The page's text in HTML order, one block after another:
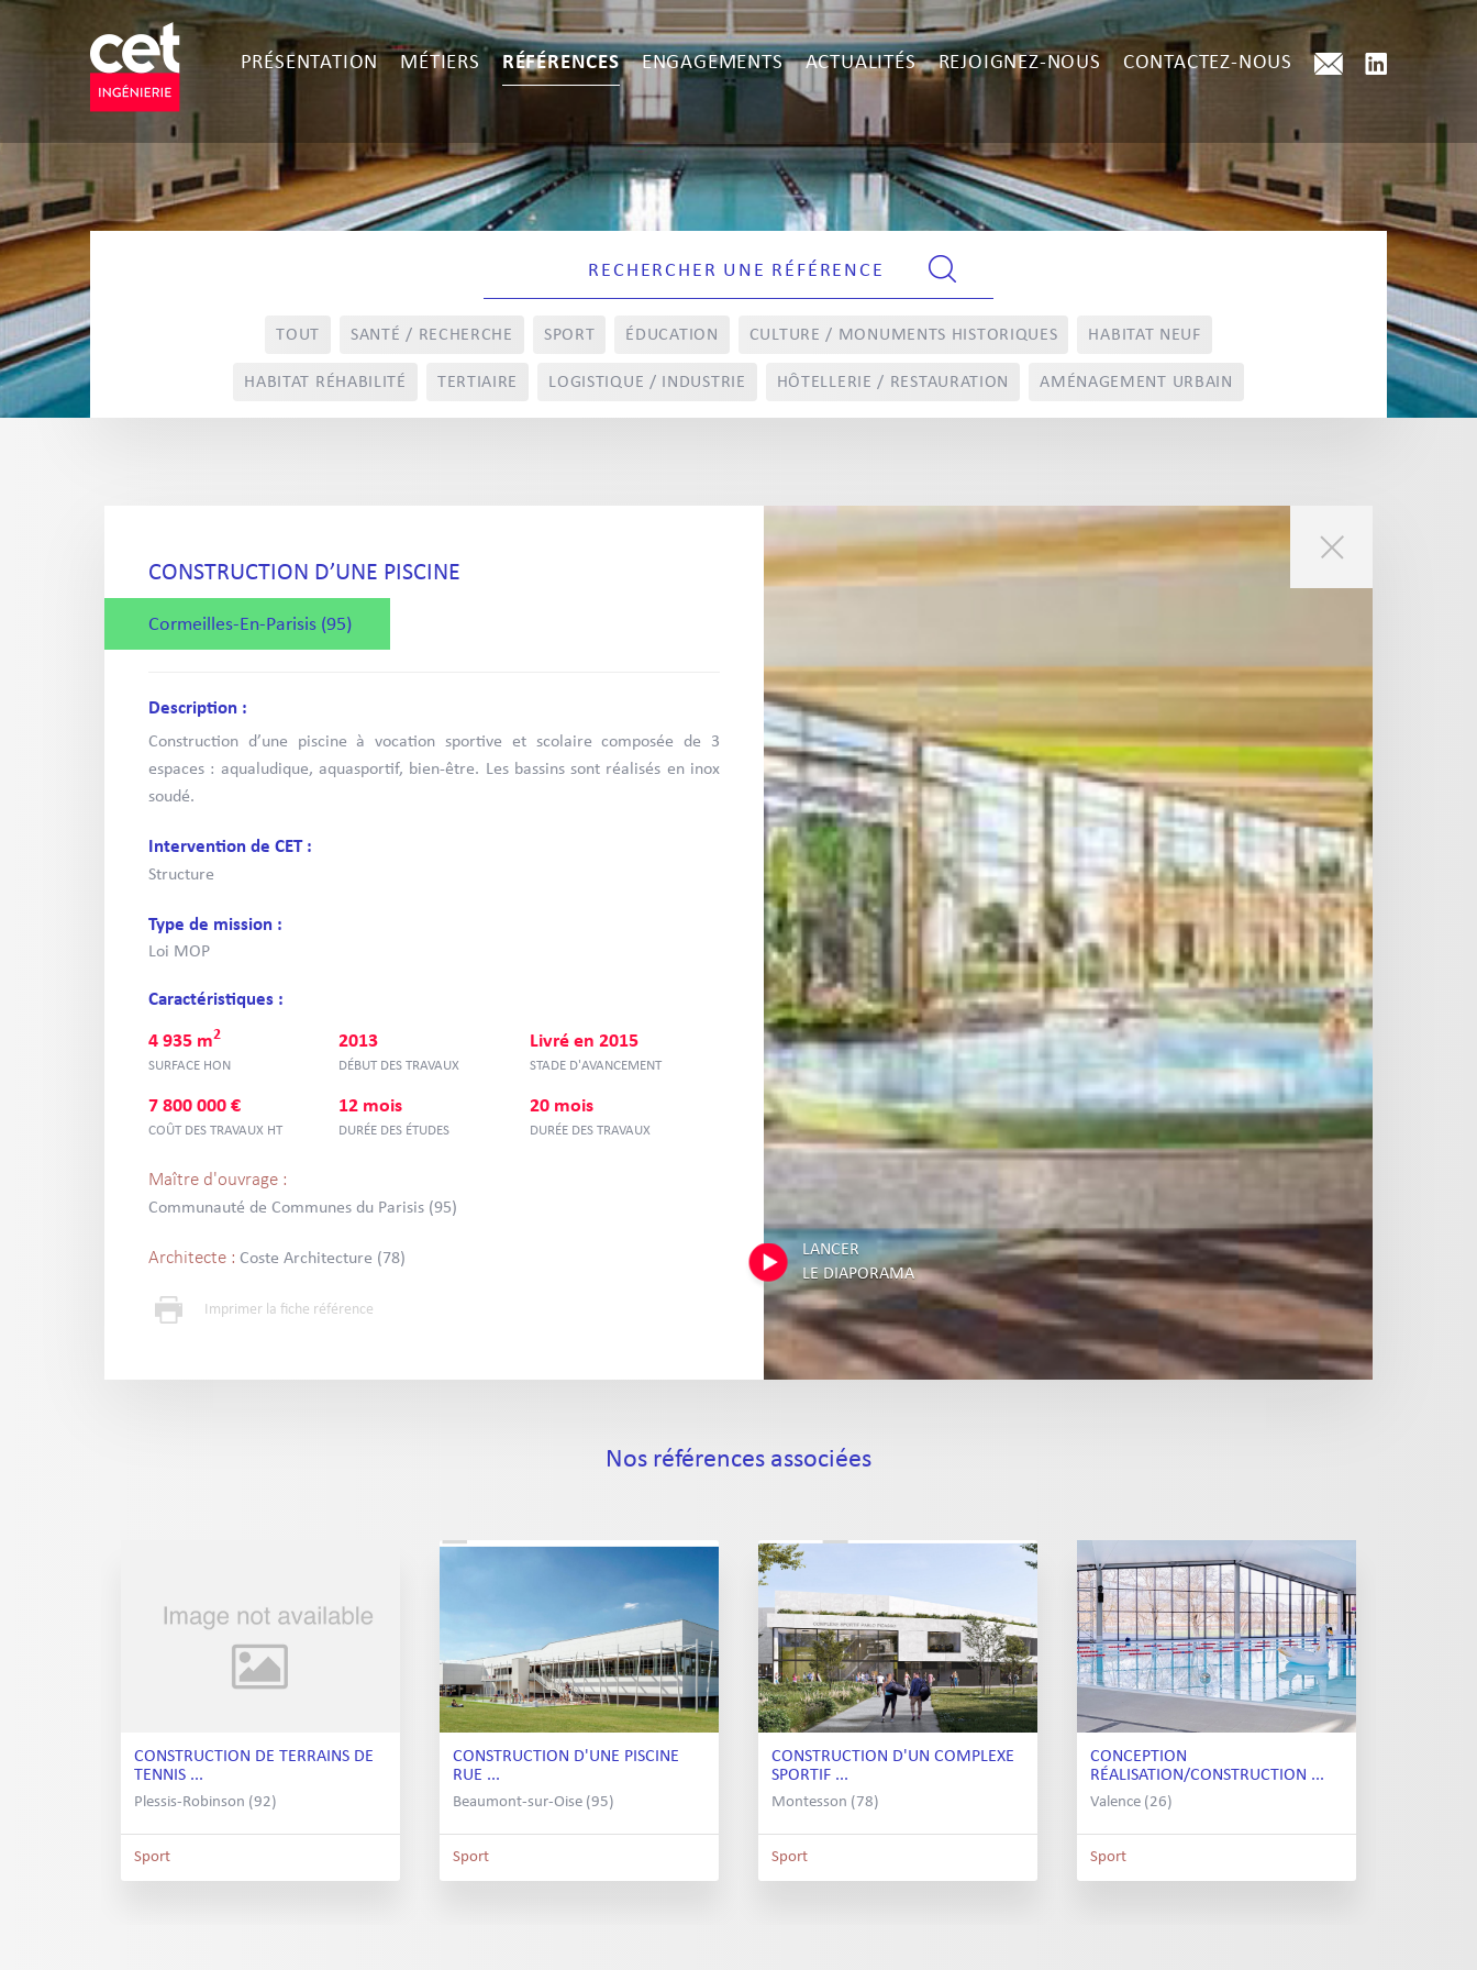
PRÉSENTATION MÉTIERS RÉFÉRENCES ENGAGEMENTS ACTUALITÉS REJOIGNEZ-NOUS CONTACTEZ-NOUS
TOUT SANTÉ / RECHERCHE SPORT ÉDUCATION CULTURE / MONUMENTS HISTORIQUES HABITAT NEUF
HABITAT RÉHABILITÉ TERTIAIRE LOGISTIQUE / INDUSTRIE HÔTELLERIE / RESTAURATION AMÉNAGEMENT URBAIN
CONSTRUCTION D’UNE PISCINE
Cormeilles-En-Parisis (95)
Description :
Construction d’une piscine à vocation sportive et scolaire composée de 3
espaces : aqualudique, aquasportif, bien-être. Les bassins sont réalisés en inox
soudé.
Intervention de CET :
Structure
Type de mission :
Loi MOP
Caractéristiques :
4 935 m2
SURFACE HON
2013
DÉBUT DES TRAVAUX
Livré en 2015
STADE D'AVANCEMENT
7 800 000 €
COÛT DES TRAVAUX HT
12 mois
DURÉE DES ÉTUDES
20 mois
DURÉE DES TRAVAUX
Maître d'ouvrage :
Communauté de Communes du Parisis (95)
Architecte : Coste Architecture (78)
Imprimer la fiche référence
LANCER
LE DIAPORAMA
Nos références associées
CONSTRUCTION DE TERRAINS DE
TENNIS ...
Plessis-Robinson (92)
Sport
CONSTRUCTION D'UNE PISCINE
RUE ...
Beaumont-sur-Oise (95)
Sport
CONSTRUCTION D'UN COMPLEXE
SPORTIF ...
Montesson (78)
Sport
CONCEPTION
RÉALISATION/CONSTRUCTION ...
Valence (26)
Sport